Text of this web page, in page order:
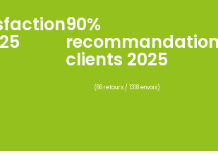
90%
recommandation
clients 2025
(66 retours / 1318 envois)